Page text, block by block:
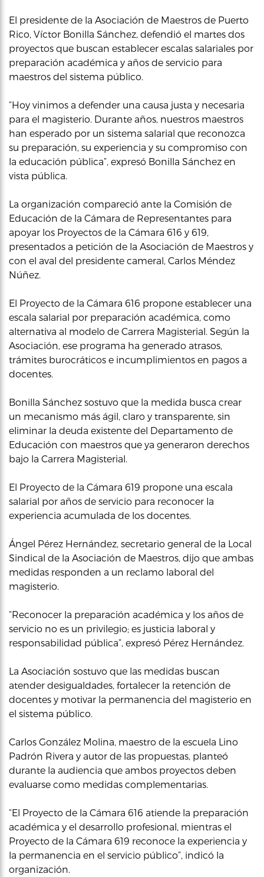
El presidente de la Asociación de Maestros de Puerto
Rico, Víctor Bonilla Sánchez, defendió el martes dos
proyectos que buscan establecer escalas salariales por
preparación académica y años de servicio para
maestros del sistema público.
“Hoy vinimos a defender una causa justa y necesaria
para el magisterio. Durante años, nuestros maestros
han esperado por un sistema salarial que reconozca
su preparación, su experiencia y su compromiso con
la educación pública”, expresó Bonilla Sánchez en
vista pública.
La organización compareció ante la Comisión de
Educación de la Cámara de Representantes para
apoyar los Proyectos de la Cámara 616 y 619,
presentados a petición de la Asociación de Maestros y
con el aval del presidente cameral, Carlos Méndez
Núñez.
El Proyecto de la Cámara 616 propone establecer una
escala salarial por preparación académica, como
alternativa al modelo de Carrera Magisterial. Según la
Asociación, ese programa ha generado atrasos,
trámites burocráticos e incumplimientos en pagos a
docentes.
Bonilla Sánchez sostuvo que la medida busca crear
un mecanismo más ágil, claro y transparente, sin
eliminar la deuda existente del Departamento de
Educación con maestros que ya generaron derechos
bajo la Carrera Magisterial.
El Proyecto de la Cámara 619 propone una escala
salarial por años de servicio para reconocer la
experiencia acumulada de los docentes.
Ángel Pérez Hernández, secretario general de la Local
Sindical de la Asociación de Maestros, dijo que ambas
medidas responden a un reclamo laboral del
magisterio.
“Reconocer la preparación académica y los años de
servicio no es un privilegio; es justicia laboral y
responsabilidad pública”, expresó Pérez Hernández.
La Asociación sostuvo que las medidas buscan
atender desigualdades, fortalecer la retención de
docentes y motivar la permanencia del magisterio en
el sistema público.
Carlos González Molina, maestro de la escuela Lino
Padrón Rivera y autor de las propuestas, planteó
durante la audiencia que ambos proyectos deben
evaluarse como medidas complementarias.
“El Proyecto de la Cámara 616 atiende la preparación
académica y el desarrollo profesional, mientras el
Proyecto de la Cámara 619 reconoce la experiencia y
la permanencia en el servicio público”, indicó la
organización.